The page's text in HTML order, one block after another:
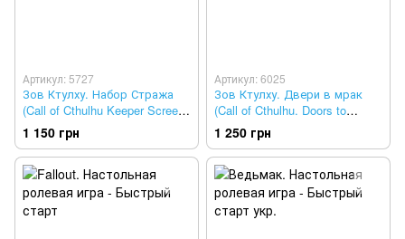
Артикул: 5727
Зов Ктулху. Набор Стража
(Call of Cthulhu Keeper Screen
Pack)
1 150 грн
Артикул: 6025
Зов Ктулху. Двери в мрак
(Call of Cthulhu. Doors to
Darkness)
1 250 грн